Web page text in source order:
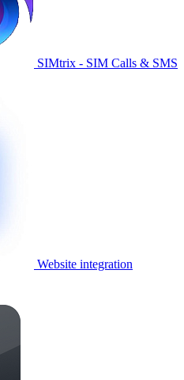
SIMtrix - SIM Calls & SMS
Website integration